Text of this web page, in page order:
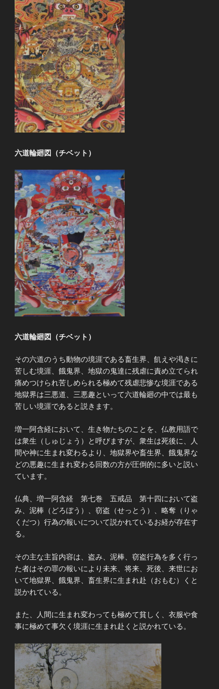
六道輪廻図（チベット）
六道輪廻図（チベット）
その六道のうち動物の境涯である畜生界、飢えや渇きに
苦しむ境涯、餓鬼界、地獄の鬼達に残虐に責め立てられ
痛めつけられ苦しめられる極めて残虐悲惨な境涯である
地獄界は三悪道、三悪趣といって六道輪廻の中では最も
苦しい境涯であると説きます。
増一阿含経において、生き物たちのことを、仏教用語で
は衆生（しゅじょう）と呼びますが、衆生は死後に、人
間や神に生まれ変わるより、地獄界や畜生界、餓鬼界な
どの悪趣に生まれ変わる回数の方が圧倒的に多いと説い
ています。
仏典、増一阿含経 第七巻 五戒品 第十四において盗
み、泥棒（どろぼう）、窃盗（せっとう）、略奪（りゃ
くだつ）行為の報いについて説かれているお経が存在す
る。
その主な主旨内容は、盗み、泥棒、窃盗行為を多く行っ
た者はその罪の報いにより未来、将来、死後、来世にお
いて地獄界、餓鬼界、畜生界に生まれ赴（おもむ）くと
説かれている。
また、人間に生まれ変わっても極めて貧しく、衣服や食
事に極めて事欠く境涯に生まれ赴くと説かれている。